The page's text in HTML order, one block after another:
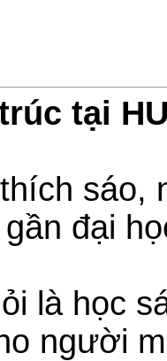
tại
sáo,
đại
là học
người